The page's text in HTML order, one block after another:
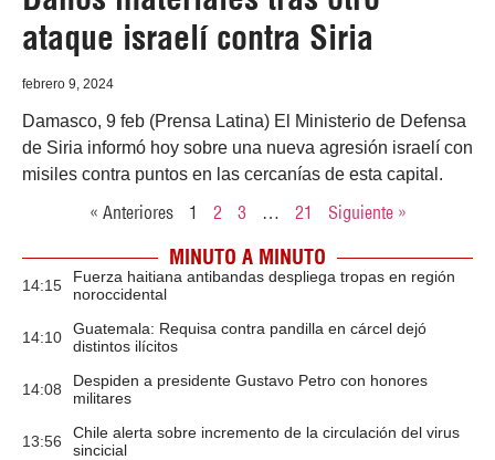
ataque israelí contra Siria
febrero 9, 2024
Damasco, 9 feb (Prensa Latina) El Ministerio de Defensa
de Siria informó hoy sobre una nueva agresión israelí con
misiles contra puntos en las cercanías de esta capital.
« Anteriores 1 2 3 … 21 Siguiente »
MINUTO A MINUTO
14:15
Fuerza haitiana antibandas despliega tropas en región
noroccidental
14:10
Guatemala: Requisa contra pandilla en cárcel dejó
distintos ilícitos
14:08
Despiden a presidente Gustavo Petro con honores
militares
13:56
Chile alerta sobre incremento de la circulación del virus
sincicial